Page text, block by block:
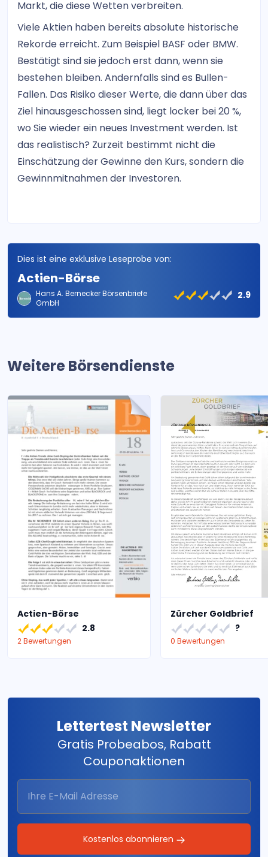
Markt, die diese Wetten verbreiten.
Viele Aktien haben bereits absolute historische
Rekorde erreicht. Zum Beispiel BASF oder BMW.
Bestätigt sind sie jedoch erst dann, wenn sie
bestehen bleiben. Andernfalls sind es Bullen-
Fallen. Das Risiko dieser Werte, die dann über das
Ziel hinausgeschossen sind, liegt locker bei 20 %,
wo Sie wieder ein neues Investment werden. Ist
das realistisch? Zurzeit bestimmt nicht die
Einschätzung der Gewinne den Kurs, sondern die
Gewinnmitnahmen der Investoren.
Dies ist eine exklusive Leseprobe von:
Actien-Börse
Hans A. Bernecker Börsenbriefe
GmbH
2.9
Weitere Börsendienste
Actien-Börse
2.8
2 Bewertungen
Zürcher Goldbrief
?
0 Bewertungen
Lettertest Newsletter
Gratis Probeabos, Rabatt
Couponaktionen
Kostenlos abonnieren